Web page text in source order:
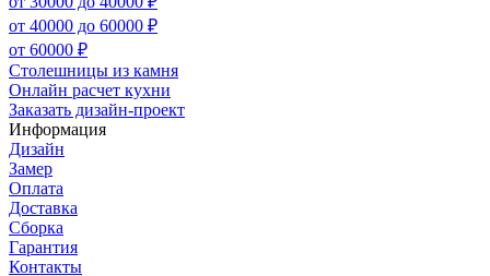
от 40000 до 60000 ₽
от 60000 ₽
Столешницы из камня
Онлайн расчет кухни
Заказать дизайн-проект
Информация
Дизайн
Замер
Оплата
Доставка
Сборка
Гарантия
Контакты